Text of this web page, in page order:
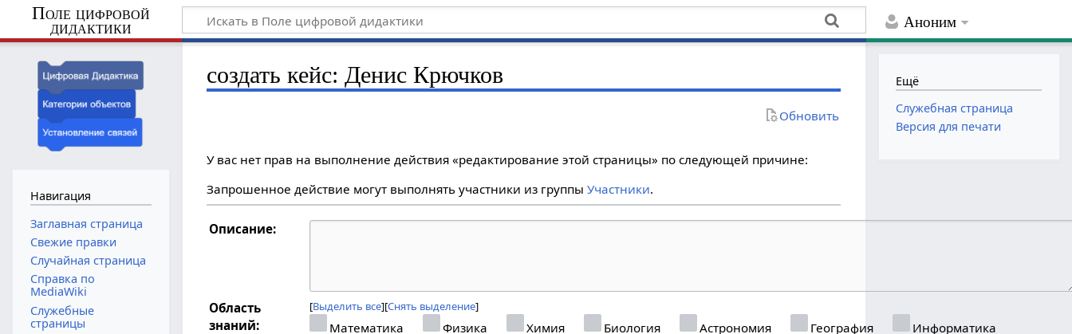
Аноним
Поле цифровой
дидактики
создать кейс: Денис Крючков
Обновить
У вас нет прав на выполнение действия «редактирование этой страницы» по следующей причине:
Запрошенное действие могут выполнять участники из группыУчастники.
Описание:
Область
знаний:
Выделить все Снять выделение
Математика Физика Химия Биология Астрономия География
Информатика
Навигация
Заглавная страница
Свежие правки
Случайная страница
Справка по
MediaWiki
Служебные
страницы
Ещё
Служебная страница
Версия для печати